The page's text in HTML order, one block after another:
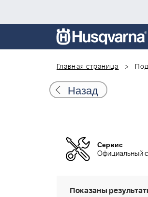
Главная страница
Назад
Сервис
Официальный
Показаны